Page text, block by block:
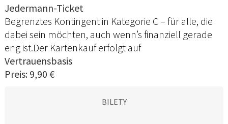
Jedermann-Ticket
Begrenztes Kontingent in Kategorie C – für alle, die
dabei sein möchten, auch wenn’s finanziell gerade
eng ist.Der Kartenkauf erfolgt auf
Vertrauensbasis
Preis: 9,90 €
BILETY